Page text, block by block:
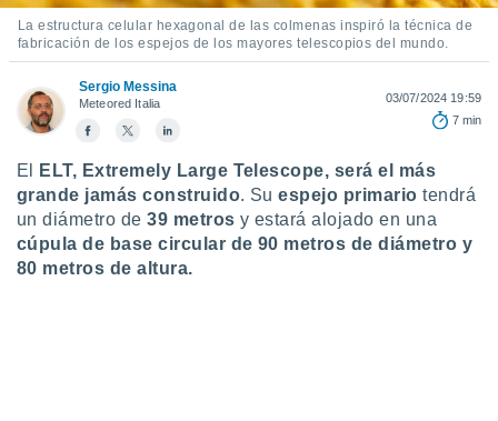
nuestros
nos
en
así como
perfil
y
en
más
La estructura celular hexagonal de las colmenas inspiró la técnica de
fabricación de los espejos de los mayores telescopios del mundo.
Sergio Messina
Meteored Italia
03/07/2024 19:59
7 min
El
ELT, Extremely Large Telescope, será el más
grande jamás construido. Suespejo primario tendrá
un diámetro de39 metros y estará alojado en una
cúpula de base circular de 90 metros de diámetro y
80 metros de altura.